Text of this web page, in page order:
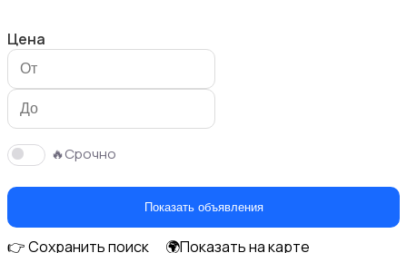
Красота и здоровье
Цена
🔥Срочно
Показать объявления
👉 Сохранить поиск
🌍Показать на карте